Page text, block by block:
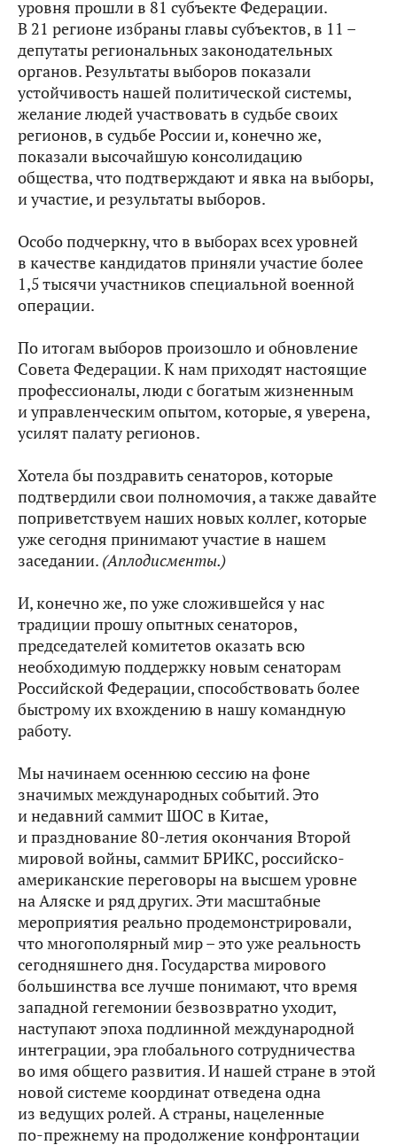
уровня прошли в 81 субъекте Федерации.
В 21 регионе избраны главы субъектов, в 11 –
депутаты региональных законодательных
органов. Результаты выборов показали
устойчивость нашей политической системы,
желание людей участвовать в судьбе своих
регионов, в судьбе России и, конечно же,
показали высочайшую консолидацию
общества, что подтверждают и явка на выборы,
и участие, и результаты выборов.
Особо подчеркну, что в выборах всех уровней
в качестве кандидатов приняли участие более
1,5 тысячи участников специальной военной
операции.
По итогам выборов произошло и обновление
Совета Федерации. К нам приходят настоящие
профессионалы, люди с богатым жизненным
и управленческим опытом, которые, я уверена,
усилят палату регионов.
Хотела бы поздравить сенаторов, которые
подтвердили свои полномочия, а также давайте
поприветствуем наших новых коллег, которые
уже сегодня принимают участие в нашем
заседании. (Аплодисменты.)
И, конечно же, по уже сложившейся у нас
традиции прошу опытных сенаторов,
председателей комитетов оказать всю
необходимую поддержку новым сенаторам
Российской Федерации, способствовать более
быстрому их вхождению в нашу командную
работу.
Мы начинаем осеннюю сессию на фоне
значимых международных событий. Это
и недавний саммит ШОС в Китае,
и празднование 80-летия окончания Второй
мировой войны, саммит БРИКС, российско-
американские переговоры на высшем уровне
на Аляске и ряд других. Эти масштабные
мероприятия реально продемонстрировали,
что многополярный мир – это уже реальность
сегодняшнего дня. Государства мирового
большинства все лучше понимают, что время
западной гегемонии безвозвратно уходит,
наступают эпоха подлинной международной
интеграции, эра глобального сотрудничества
во имя общего развития. И нашей стране в этой
новой системе координат отведена одна
из ведущих ролей. А страны, нацеленные
по‑прежнему на продолжение конфронтации